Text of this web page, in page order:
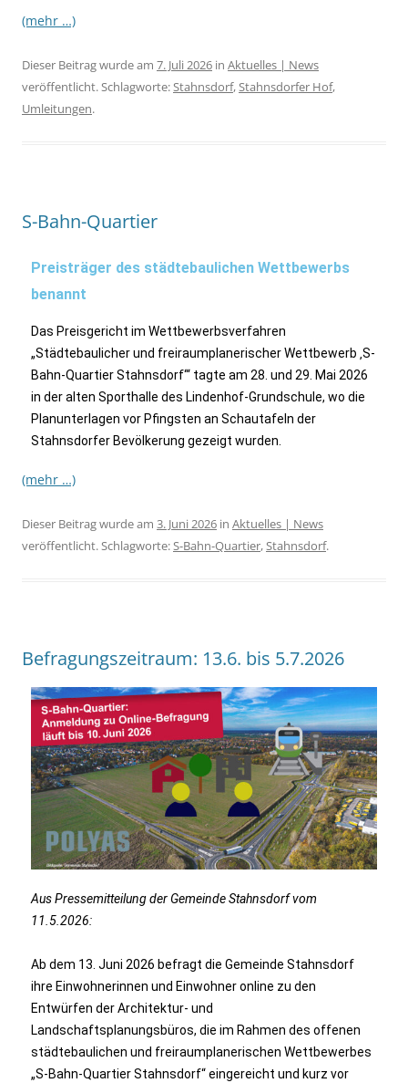
(mehr …)
Dieser Beitrag wurde am 7. Juli 2026 in Aktuelles | News
veröffentlicht. Schlagworte:Stahnsdorf,Stahnsdorfer Hof,
Umleitungen.
S-Bahn-Quartier
Preisträger des städtebaulichen Wettbewerbs
benannt
Das Preisgericht im Wettbewerbsverfahren
„Städtebaulicher und freiraumplanerischer Wettbewerb ‚S-
Bahn-Quartier Stahnsdorf‘“ tagte am 28. und 29. Mai 2026
in der alten Sporthalle des Lindenhof-Grundschule, wo die
Planunterlagen vor Pfingsten an Schautafeln der
Stahnsdorfer Bevölkerung gezeigt wurden.
(mehr …)
Dieser Beitrag wurde am 3. Juni 2026 in Aktuelles | News
veröffentlicht. Schlagworte:S-Bahn-Quartier,Stahnsdorf.
Befragungszeitraum: 13.6. bis 5.7.2026
Aus Pressemitteilung der Gemeinde Stahnsdorf vom
11.5.2026:
Ab dem 13. Juni 2026 befragt die Gemeinde Stahnsdorf
ihre Einwohnerinnen und Einwohner online zu den
Entwürfen der Architektur- und
Landschaftsplanungsbüros, die im Rahmen des offenen
städtebaulichen und freiraumplanerischen Wettbewerbes
„S-Bahn-Quartier Stahnsdorf“ eingereicht und kurz vor